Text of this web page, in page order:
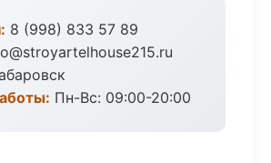
8 (998) 833 57 89
Пн-Вс: 09:00-20:00